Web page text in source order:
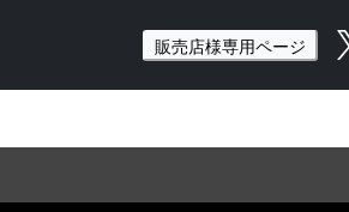
販売店様専用ページ